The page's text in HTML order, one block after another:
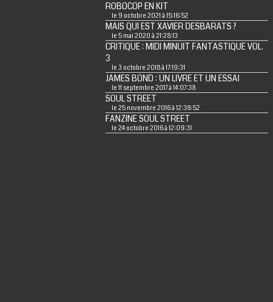
ROBOCOP EN KIT
le 9 octobre 2021 à 15:16:52
MAIS QUI EST XAVIER DESBARATS ?
le 5 mai 2020 à 21:28:13
CRITIQUE : MIDI MINUIT FANTASTIQUE VOL.
3
le 3 octobre 2018 à 17:19:31
JAMES BOND : UN LIVRE ET UN ESSAI
le 11 septembre 2017 à 14:07:38
SOUL STREET
le 25 novembre 2016 à 12:38:52
FANZINE SOUL STREET
le 24 octobre 2016 à 12:09:31